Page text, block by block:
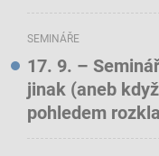
SEMINÁŘE
17. 9. –
jinak (aneb
pohledem